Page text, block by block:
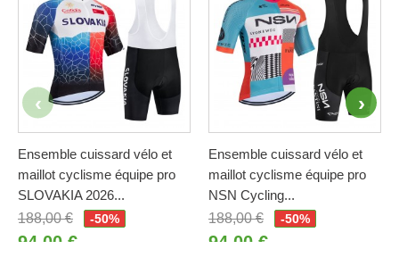
Ensemble cuissard vélo et
maillot cyclisme équipe pro
SLOVAKIA 2026...
188,00 €
-50%
94,00 €
Ensemble cuissard vélo et
maillot cyclisme équipe pro
NSN Cycling...
188,00 €
-50%
94,00 €